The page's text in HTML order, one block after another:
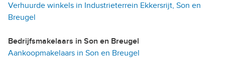
Verhuurde winkels in Industrieterrein Ekkersrijt, Son en
Breugel
Bedrijfsmakelaars in Son en Breugel
Aankoopmakelaars in Son en Breugel